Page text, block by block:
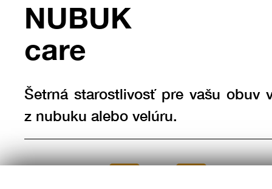
NUBUK
care
Šetrná starostlivosť pre vašu obuv
z nubuku alebo velúru.